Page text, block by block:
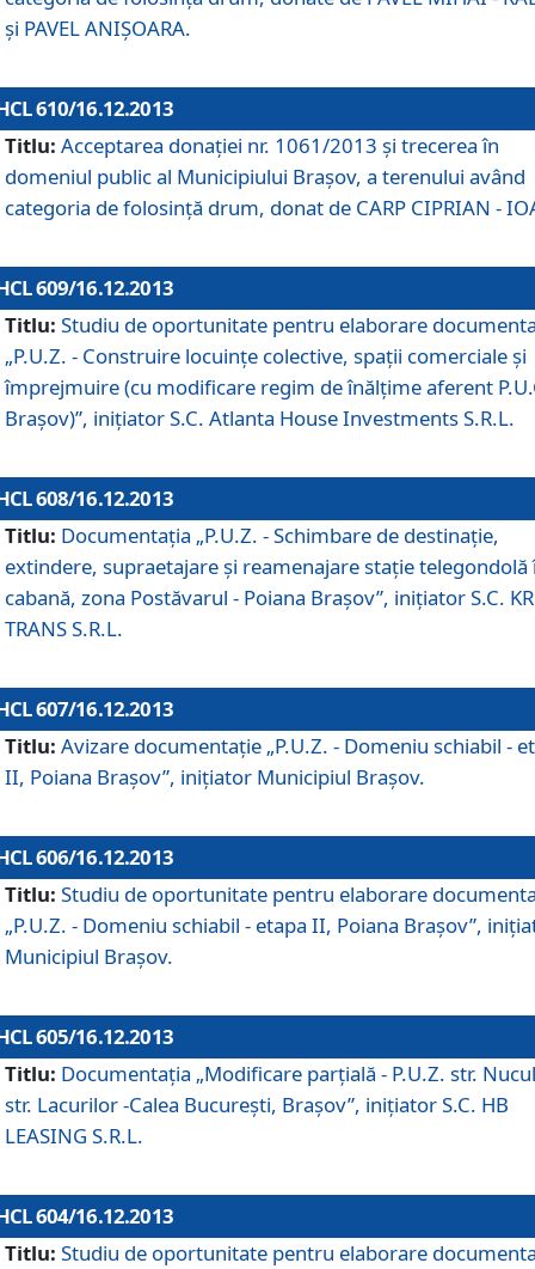
şi PAVEL ANIŞOARA.
610/16.12.2013
Titlu: Acceptarea donaţiei nr. 1061/2013 şi trecerea în
domeniul public al Municipiului Braşov, a terenului având
categoria de folosinţă drum, donat de CARP CIPRIAN -
609/16.12.2013
Titlu: Studiu de oportunitate pentru elaborare
„P.U.Z. - Construire locuinţe colective, spaţii comerciale şi
împrejmuire (cu modificare regim de înălţime aferent
Braşov)”, iniţiator S.C. Atlanta House Investments S.R.L.
608/16.12.2013
Titlu: Documentaţia „P.U.Z. - Schimbare de destinaţie,
extindere, supraetajare şi reamenajare staţie telegondolă
cabană, zona Postăvarul - Poiana Braşov”, iniţiator S.C.
TRANS S.R.L.
607/16.12.2013
Titlu: Avizare documentaţie „P.U.Z. - Domeniu schiabil -
II, Poiana Braşov”, iniţiator Municipiul Braşov.
606/16.12.2013
Titlu: Studiu de oportunitate pentru elaborare
„P.U.Z. - Domeniu schiabil - etapa II, Poiana Braşov”,
Municipiul Braşov.
605/16.12.2013
Titlu: Documentaţia „Modificare parţială - P.U.Z. str.
str. Lacurilor -Calea Bucureşti, Braşov”, iniţiator S.C. HB
LEASING S.R.L.
604/16.12.2013
Titlu: Studiu de oportunitate pentru elaborare